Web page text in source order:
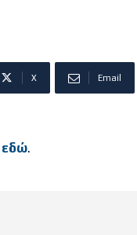
X Email
εδώ.